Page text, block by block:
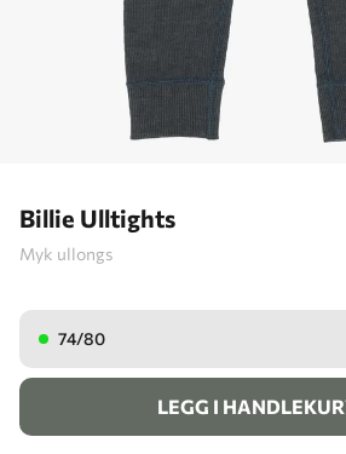
Billie Ulltights
Myk ullongs
74/80
LEGG I